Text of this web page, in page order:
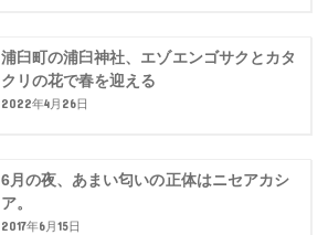
浦臼町の浦臼神社、エゾエンゴサクとカタ
クリの花で春を迎える
2022年4月26日
6月の夜、あまい匂いの正体はニセアカシ
ア。
2017年6月15日